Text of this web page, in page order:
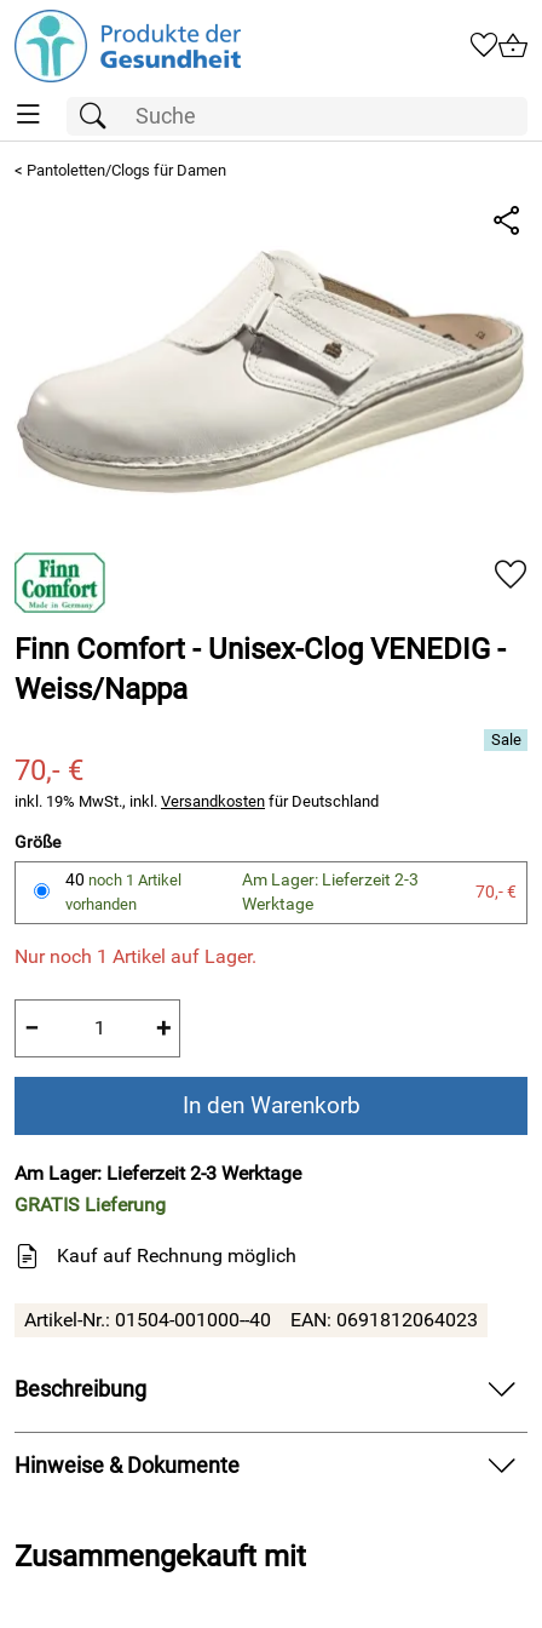
< Pantoletten/Clogs für Damen
Finn Comfort - Unisex-Clog VENEDIG -
Weiss/Nappa
70,- €
inkl. 19% MwSt., inkl. Versandkosten für Deutschland
Größe
40 noch 1 Artikel
vorhanden
Am Lager: Lieferzeit 2-3
Werktage
70,- €
Nur noch 1 Artikel auf Lager.
− +
In den Warenkorb
Am Lager: Lieferzeit 2-3 Werktage
GRATIS Lieferung
Kauf auf Rechnung möglich
Artikel-Nr.: 01504-001000--40 EAN: 0691812064023
Beschreibung
!!! Finaler SALE !!! Alles muss raus,
nutzen Sie Ihre letzte Chance !!!
Weiss/Nappa
Hinweise & Dokumente
FinnComfort Venedig Blau
Zusammengekauft mit